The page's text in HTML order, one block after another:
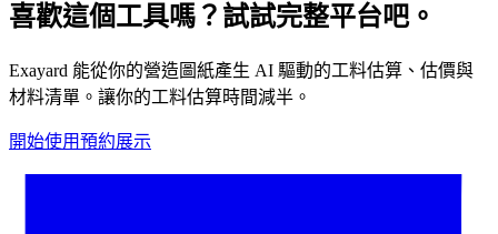
喜歡這個工具嗎？試試完整平台吧。
Exayard 能從你的營造圖紙產生 AI 驅動的工料估算、估價與
材料清單。讓你的工料估算時間減半。
開始使用預約展示